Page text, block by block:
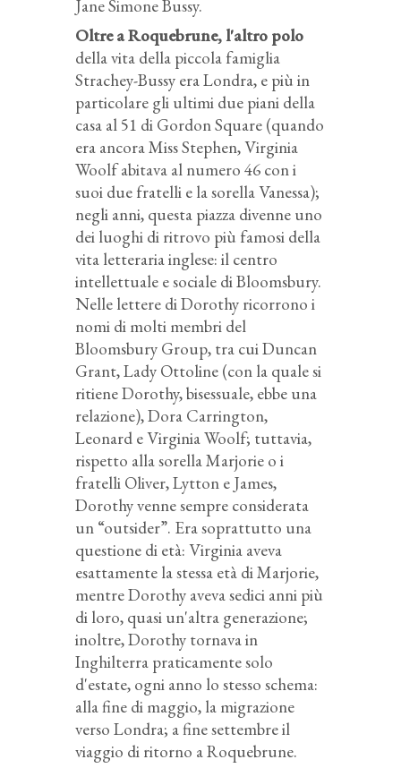
Jane Simone Bussy.
Oltre a Roquebrune, l'altro polo
della vita della piccola famiglia
Strachey-Bussy era Londra, e più in
particolare gli ultimi due piani della
casa al 51 di Gordon Square (quando
era ancora Miss Stephen, Virginia
Woolf abitava al numero 46 con i
suoi due fratelli e la sorella Vanessa);
negli anni, questa piazza divenne uno
dei luoghi di ritrovo più famosi della
vita letteraria inglese: il centro
intellettuale e sociale di Bloomsbury.
Nelle lettere di Dorothy ricorrono i
nomi di molti membri del
Bloomsbury Group, tra cui Duncan
Grant, Lady Ottoline (con la quale si
ritiene Dorothy, bisessuale, ebbe una
relazione), Dora Carrington,
Leonard e Virginia Woolf; tuttavia,
rispetto alla sorella Marjorie o i
fratelli Oliver, Lytton e James,
Dorothy venne sempre considerata
un “outsider”. Era soprattutto una
questione di età: Virginia aveva
esattamente la stessa età di Marjorie,
mentre Dorothy aveva sedici anni più
di loro, quasi un'altra generazione;
inoltre, Dorothy tornava in
Inghilterra praticamente solo
d'estate, ogni anno lo stesso schema:
alla fine di maggio, la migrazione
verso Londra; a fine settembre il
viaggio di ritorno a Roquebrune.